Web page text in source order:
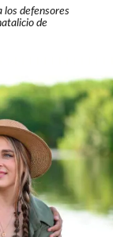
los defensores
de